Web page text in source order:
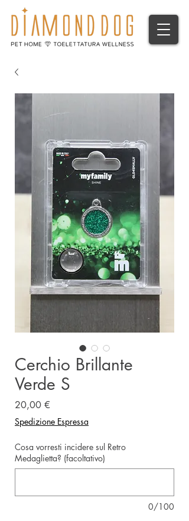
Cerchio Brillante
Verde S
20,00 €
Spedizione Espressa
Cosa vorresti incidere sul Retro
Medaglietta? (facoltativo)
0/100